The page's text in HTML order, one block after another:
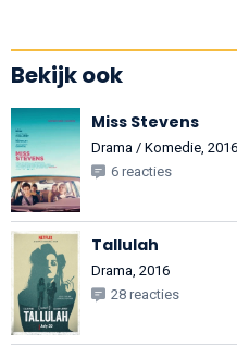
Bekijk ook
Miss Stevens
Drama / Komedie, 2016
6 reacties
Tallulah
Drama, 2016
28 reacties